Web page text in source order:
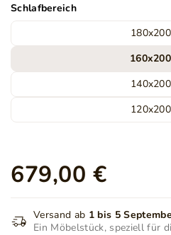
Schlafbereich
679,00 €
Versand ab 1 bis 5
Ein Möbelstück, speziell für